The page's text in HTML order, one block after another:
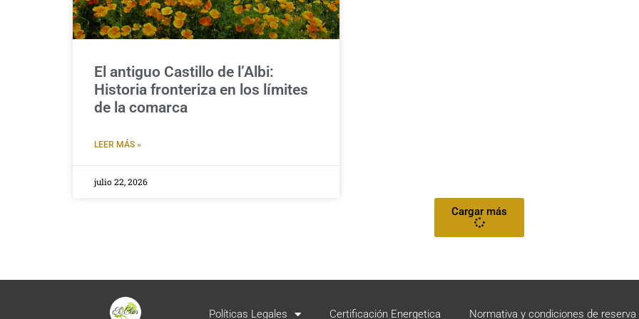
El antiguo Castillo de l’Albi:
Historia fronteriza en los límites
de la comarca
LEER MÁS »
julio 22, 2026
Cargar más
Políticas Legales Certificación Energetica Normativa y condiciones de reserva